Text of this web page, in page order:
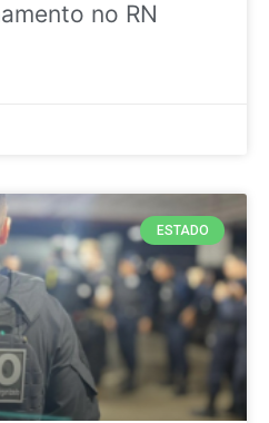
no RN
ESTADO